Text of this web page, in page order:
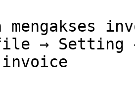
mengakses
→ Setting
invoice